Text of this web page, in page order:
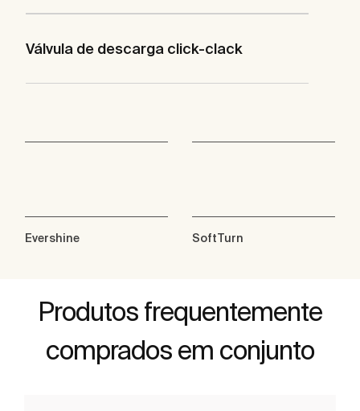
Válvula de descarga click-clack
Evershine SoftTurn
Produtos frequentemente
comprados em conjunto